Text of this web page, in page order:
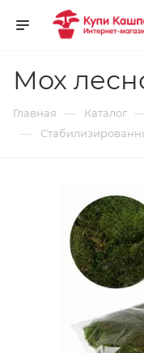
Мох
Главная — Каталог
—